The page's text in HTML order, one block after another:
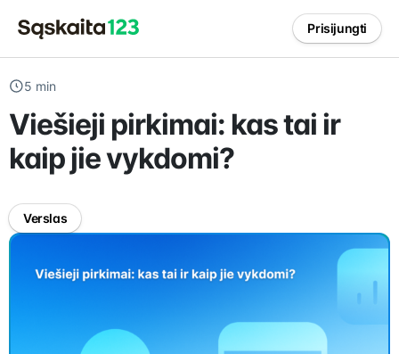
Prisijungti
5 min
Viešieji pirkimai: kas tai ir
kaip jie vykdomi?
Verslas